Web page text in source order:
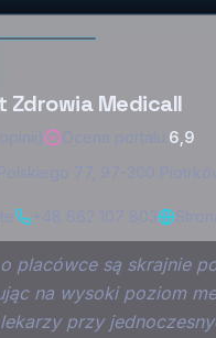
Medicall
6,9
placówce są skrajnie
na wysoki poziom
przy